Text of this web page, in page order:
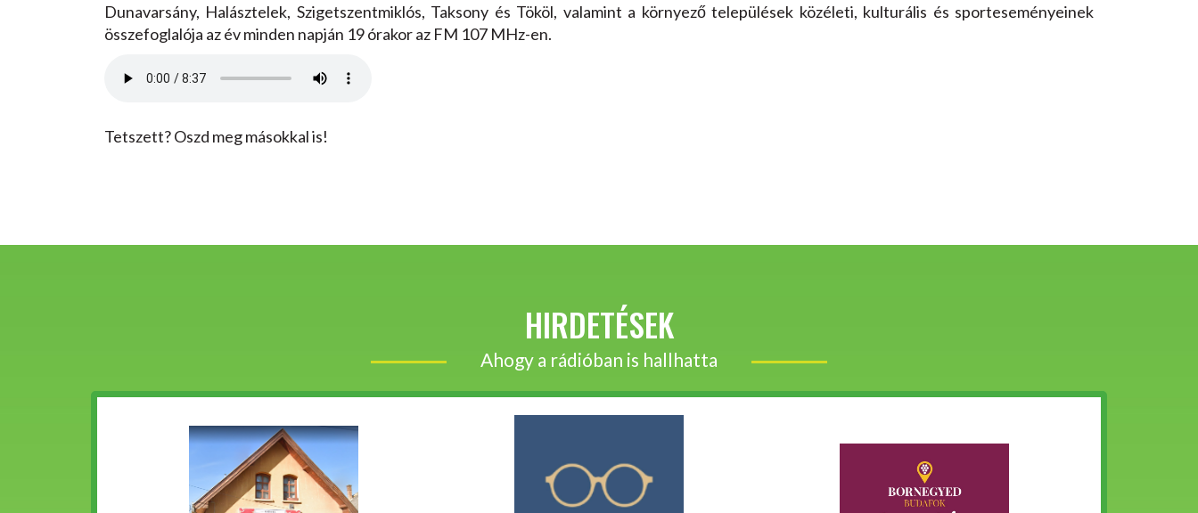
Dunavarsány, Halásztelek, Szigetszentmiklós, Taksony és Tököl, valamint a környező települések közéleti, kulturális és sporteseményeinek
összefoglalója az év minden napján 19 órakor az FM 107 MHz-en.
Tetszett? Oszd meg másokkal is!
HIRDETÉSEK
Ahogy a rádióban is hallhatta